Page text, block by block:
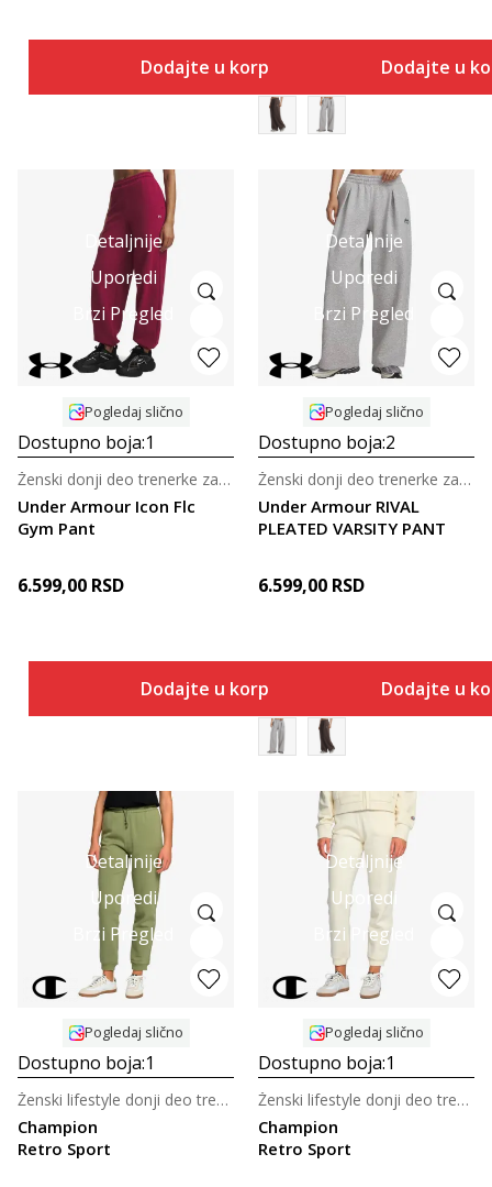
Dodajte u korpu Dodajte u
Detaljnije
Uporedi
Brzi Pregled
Pogledaj slično
Dostupno boja:1
Under Armour Icon Flc
Gym Pant
Ženski donji deo trenerke za trening
6.599,00 RSD
Dodajte u korpu
Detaljnije
Uporedi
Brzi Pregled
Pogledaj slično
Dostupno boja:2
Under Armour RIVAL
PLEATED VARSITY PANT
Ženski donji deo trenerke za trening
6.599,00 RSD
Dodajte u
Detaljnije
Uporedi
Brzi Pregled
Pogledaj slično
Dostupno boja:1
Champion
Retro Sport
Ženski lifestyle donji deo trenerke
Detaljnije
Uporedi
Brzi Pregled
Pogledaj slično
Dostupno boja:1
Champion
Retro Sport
Ženski lifestyle donji deo trenerke